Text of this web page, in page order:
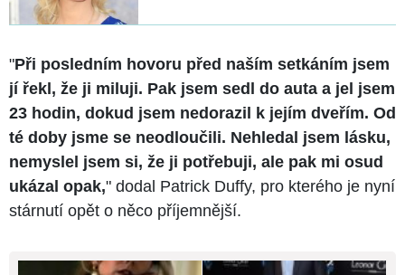
"Při posledním hovoru před naším setkáním jsem
jí řekl, že ji miluji. Pak jsem sedl do auta a jel jsem
23 hodin, dokud jsem nedorazil k jejím dveřím. Od
té doby jsme se neodloučili. Nehledal jsem lásku,
nemyslel jsem si, že ji potřebuji, ale pak mi osud
ukázal opak," dodal Patrick Duffy, pro kterého je nyní
stárnutí opět o něco příjemnější.